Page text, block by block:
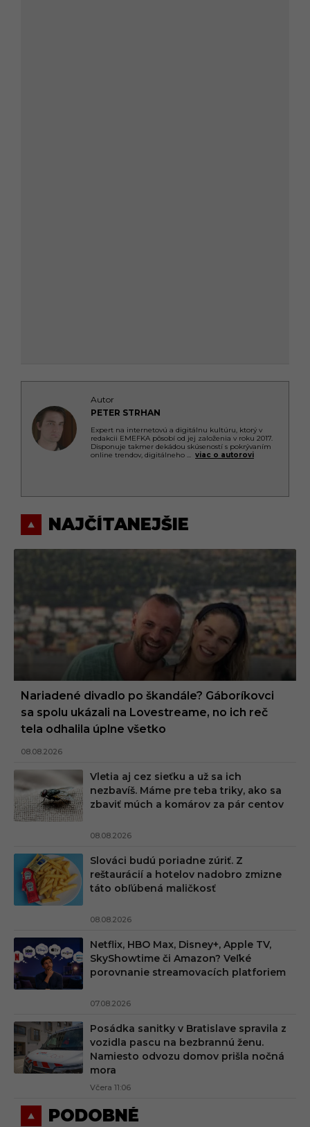
Autor
PETER STRHAN
Expert na internetovú a digitálnu kultúru, ktorý v
redakcii EMEFKA pôsobí od jej založenia v roku 2017.
Disponuje takmer dekádou skúseností s pokrývaním
online trendov, digitálneho ... viac o autorovi
NAJČÍTANEJŠIE
Nariadené divadlo po škandále? Gáboríkovci
sa spolu ukázali na Lovestreame, no ich reč
tela odhalila úplne všetko
08.08.2026
Vletia aj cez sieťku a už sa ich
nezbavíš. Máme pre teba triky, ako sa
zbaviť múch a komárov za pár centov
08.08.2026
Slováci budú poriadne zúriť. Z
reštaurácií a hotelov nadobro zmizne
táto obľúbená maličkosť
08.08.2026
Netflix, HBO Max, Disney+, Apple TV,
SkyShowtime či Amazon? Veľké
porovnanie streamovacích platforiem
07.08.2026
Posádka sanitky v Bratislave spravila z
vozidla pascu na bezbrannú ženu.
Namiesto odvozu domov prišla nočná
mora
Včera 11:06
PODOBNÉ